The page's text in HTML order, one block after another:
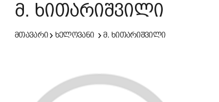
მ. ხითარიშვილი
მთავარი ხელოვანი მ. ხითარიშვილი